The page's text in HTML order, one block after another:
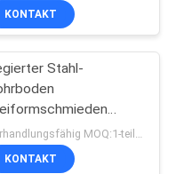
35
KONTAKT
Stahl-
KONTAKT